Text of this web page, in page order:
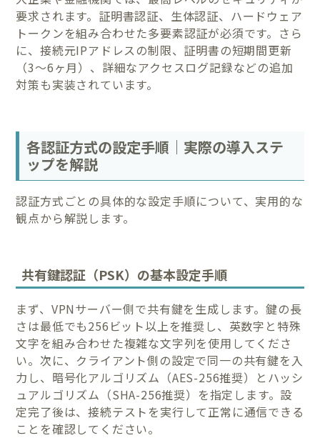
要求されます。証明書認証、生体認証、ハードウェア
トークンを組み合わせた多要素認証が必須です。さら
に、接続元IPアドレスの制限、証明書の短期間更新
（3〜6ヶ月）、詳細なアクセスログ記録などの追加
対策も実装されています。
各認証方式の設定手順｜実際の導入ステ
ップを解説
認証方式ごとの具体的な設定手順について、実用的な
観点から解説します。
共有鍵認証（PSK）の基本設定手順
まず、VPNサーバー側で共有鍵を生成します。鍵の長
さは最低でも256ビット以上を推奨し、英数字と特殊
文字を組み合わせた複雑な文字列を使用してくださ
い。次に、クライアント側の設定で同一の共有鍵を入
力し、暗号化アルゴリズム（AES-256推奨）とハッシ
ュアルゴリズム（SHA-256推奨）を指定します。設
定完了後は、接続テストを実行して正常に通信できる
ことを確認してください。